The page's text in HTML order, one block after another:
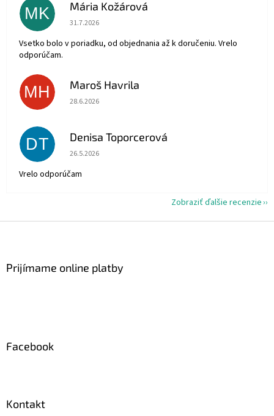
MK Mária Kožárová
Hodnotenie obchodu je 5 z 5 hviezdičiek.
31.7.2026
Vsetko bolo v poriadku, od objednania až k doručeniu. Vrelo
odporúčam.
MH Maroš Havrila
Hodnotenie obchodu je 5 z 5 hviezdičiek.
28.6.2026
DT Denisa Toporcerová
Hodnotenie obchodu je 5 z 5 hviezdičiek.
26.5.2026
Vrelo odporúčam
Zobraziť ďalšie recenzie
Prijímame online platby
Facebook
Kontakt